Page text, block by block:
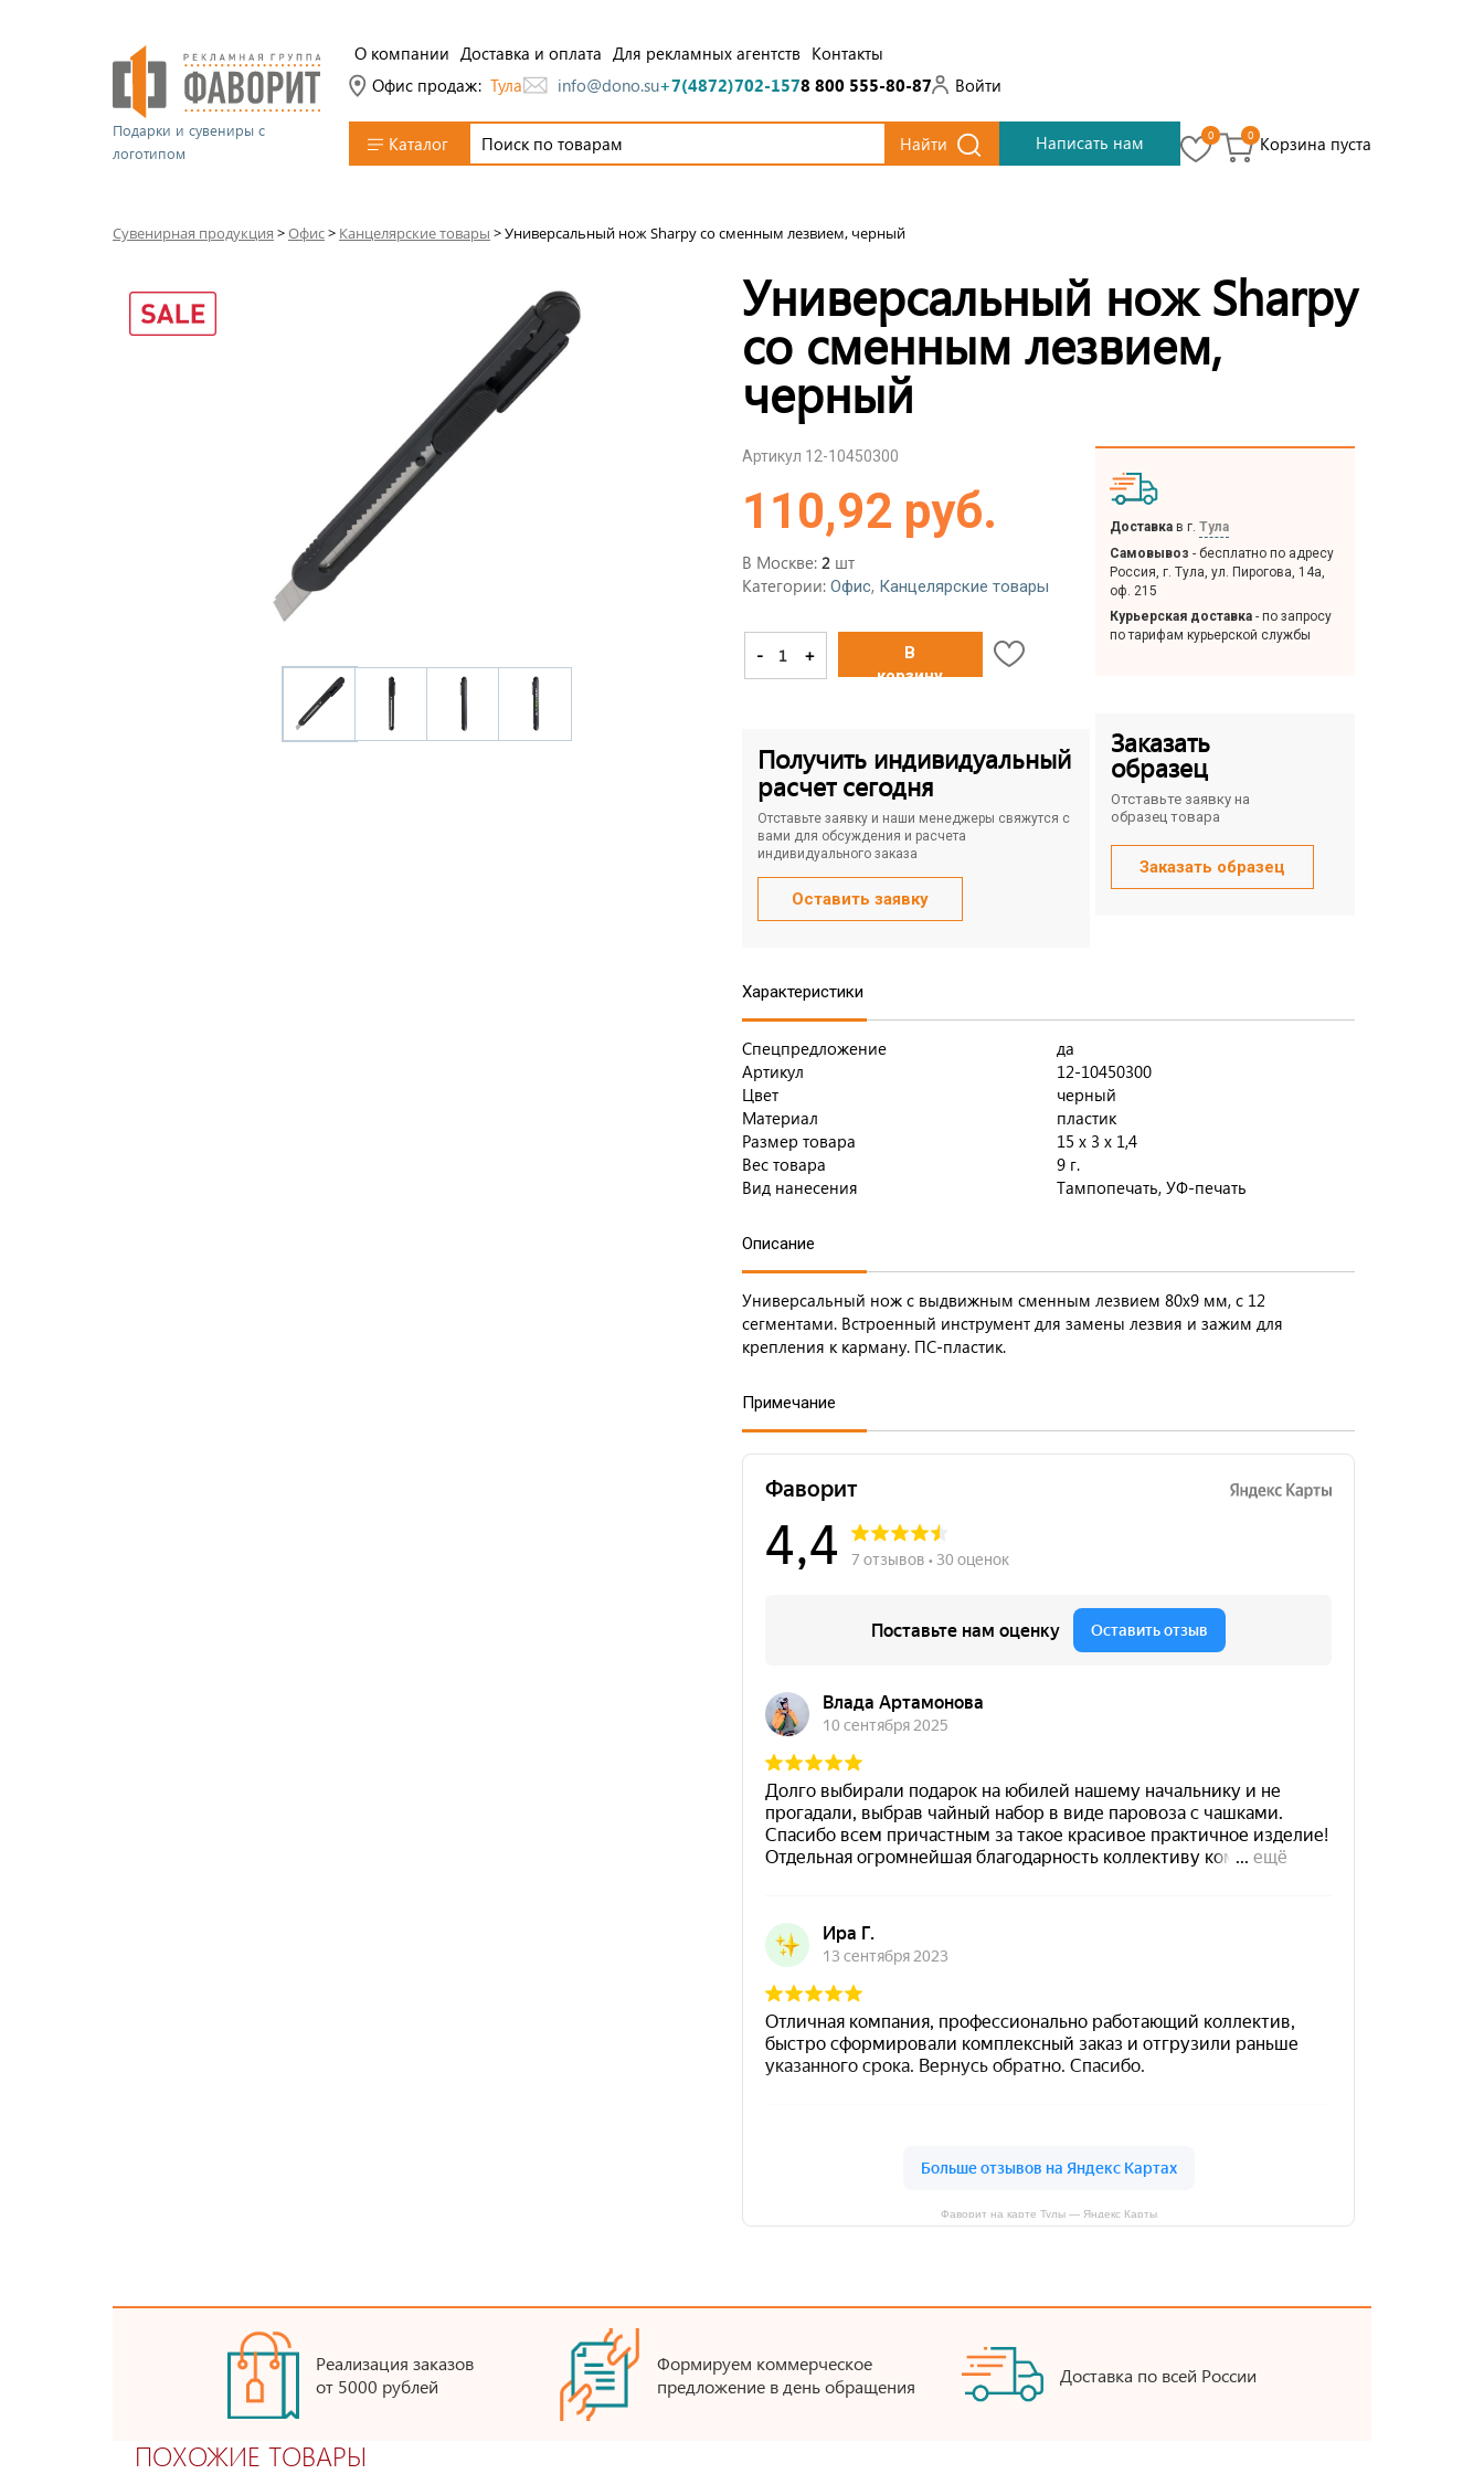
Подарки и сувениры с
логотипом
О компании Доставка и оплата Для рекламных агентств Контакты
Офис продаж: Тула info@dono.su+7(4872)702-1578 800 555-80-87 Войти
Каталог Найти Написать нам 0 0 Корзина пуста
Сувенирная продукция >Офис> Канцелярские товары >Универсальный нож Sharpy со сменным лезвием, черный
Универсальный нож Sharpy
со сменным лезвием,
черный
Артикул 12-10450300
110,92 руб.
В Москве: 2 шт
Категории: Офис, Канцелярские товары
- +
В
корзину
Получить индивидуальный
расчет сегодня
Отставьте заявку и наши менеджеры свяжутся с
вами для обсуждения и расчета
индивидуального заказа
Оставить заявку
Доставка в г. Тула
Самовывоз - бесплатно по адресу
Россия, г. Тула, ул. Пирогова, 14а,
оф. 215
Курьерская доставка - по запросу
по тарифам курьерской службы
Заказать
образец
Отставьте заявку на
образец товара
Заказать образец
Характеристики
Спецпредложение
да
Артикул
12-10450300
Цвет
черный
Материал
пластик
Размер товара
15 х 3 х 1,4
Вес товара
9 г.
Вид нанесения
Тампопечать, УФ-печать
Описание
Универсальный нож с выдвижным сменным лезвием 80x9 мм, с 12
сегментами. Встроенный инструмент для замены лезвия и зажим для
крепления к карману. ПС-пластик.
Примечание
Фаворит на карте Тулы — Яндекс Карты
Реализация заказов
от 5000 рублей
Формируем коммерческое
предложение в день обращения
Доставка по всей России
ПОХОЖИЕ ТОВАРЫ